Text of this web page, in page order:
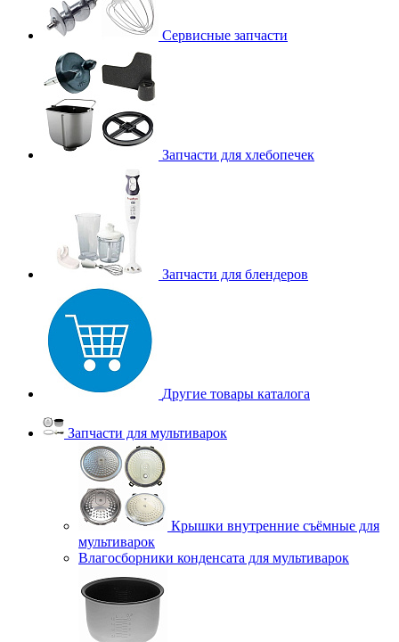
Сервисные запчасти
Запчасти для хлебопечек
Запчасти для блендеров
Другие товары каталога
Запчасти для мультиварок
Крышки внутренние съёмные для
мультиварок
Влагосборники конденсата для мультиварок